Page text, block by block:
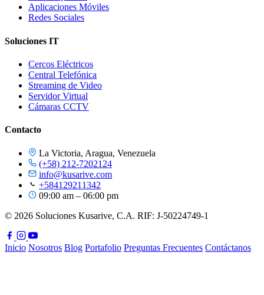
Aplicaciones Móviles
Redes Sociales
Soluciones IT
Cercos Eléctricos
Central Telefónica
Streaming de Video
Servidor Virtual
Cámaras CCTV
Contacto
La Victoria, Aragua, Venezuela
(+58) 212-7202124
info@kusarive.com
+584129211342
09:00 am – 06:00 pm
© 2026 Soluciones Kusarive, C.A. RIF: J-50224749-1
Inicio Nosotros Blog Portafolio Preguntas Frecuentes Contáctanos